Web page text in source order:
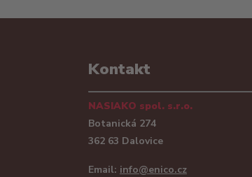
Kontakt
NASIAKO spol. s.r.o.
Botanická 274
362 63 Dalovice
Email: info@enico.cz